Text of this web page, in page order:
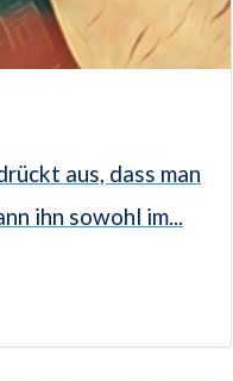
aus, dass man
ihn sowohl im...